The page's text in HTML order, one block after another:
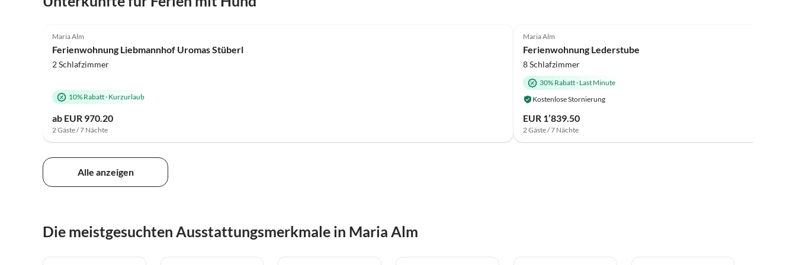
Maria Alm
Ferienwohnung Liebmannhof Uromas Stüberl
2 Schlafzimmer
10% Rabatt· Kurzurlaub
ab EUR 970.20
2 Gäste / 7 Nächte
Maria Alm
Ferienwohnung Lederstube
8 Schlafzimmer
30% Rabatt· Last Minute
Kostenlose Stornierung
EUR 1’839.50
2 Gäste / 7 Nächte
Alle anzeigen
Die meistgesuchten Ausstattungsmerkmale in Maria Alm